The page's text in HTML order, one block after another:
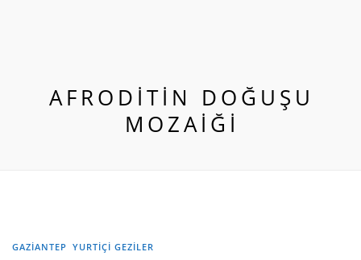
AFRODITIN DOĞUŞU
MOZAIĞI
GAZIANTEP YURTIÇI GEZILER